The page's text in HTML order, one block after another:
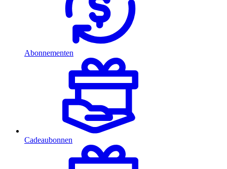
Abonnementen
Cadeaubonnen